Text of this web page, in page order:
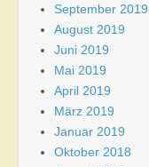
September 2019
August 2019
Juni 2019
Mai 2019
April 2019
März 2019
Januar 2019
Oktober 2018